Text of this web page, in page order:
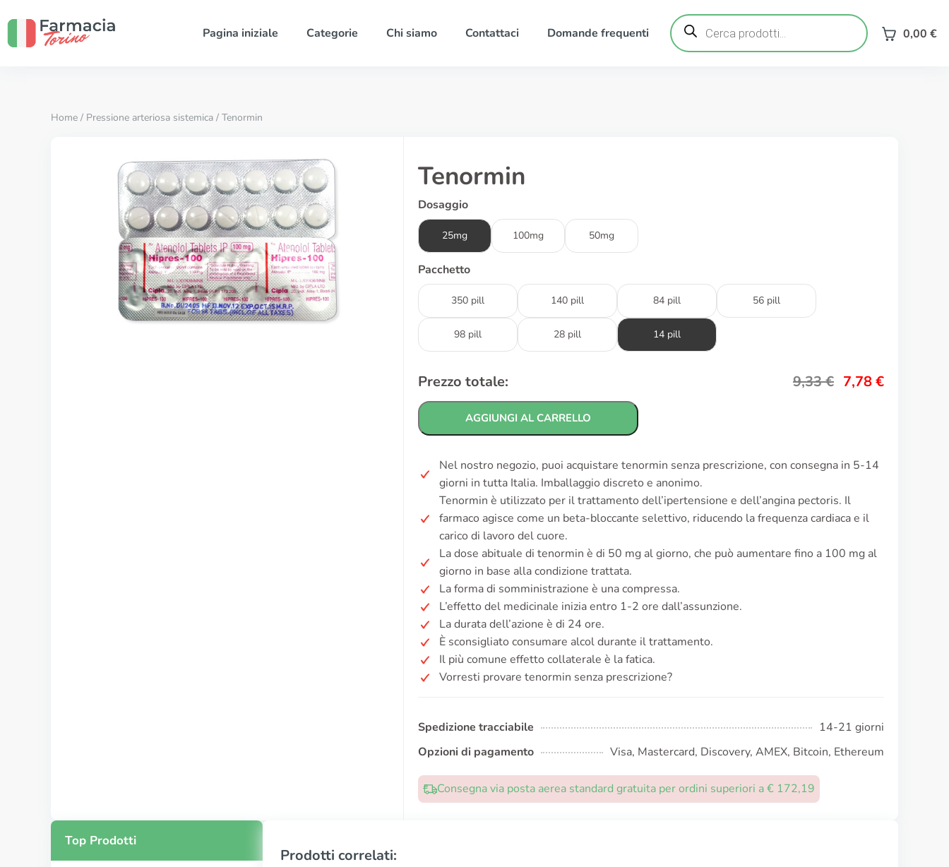
Pagina iniziale Categorie Chi siamo Contattaci Domande frequenti
Ricerca
prodotti 0,00 €
Home / Pressione arteriosa sistemica / Tenormin
Tenormin
Dosaggio
25mg 100mg 50mg
Pacchetto
350 pill 140 pill 84 pill 56 pill
98 pill 28 pill 14 pill
Prezzo totale: 9,33€ 7,78€
AGGIUNGI AL CARRELLO
Nel nostro negozio, puoi acquistare tenormin senza prescrizione, con consegna in 5-14
giorni in tutta Italia. Imballaggio discreto e anonimo.
Tenormin è utilizzato per il trattamento dell’ipertensione e dell’angina pectoris. Il
farmaco agisce come un beta-bloccante selettivo, riducendo la frequenza cardiaca e il
carico di lavoro del cuore.
La dose abituale di tenormin è di 50 mg al giorno, che può aumentare fino a 100 mg al
giorno in base alla condizione trattata.
La forma di somministrazione è una compressa.
L’effetto del medicinale inizia entro 1-2 ore dall’assunzione.
La durata dell’azione è di 24 ore.
È sconsigliato consumare alcol durante il trattamento.
Il più comune effetto collaterale è la fatica.
Vorresti provare tenormin senza prescrizione?
Spedizione tracciabile
14-21 giorni
Opzioni di pagamento
Visa, Mastercard, Discovery, AMEX, Bitcoin, Ethereum
Consegna via posta aerea standard gratuita per ordini superiori a € 172,19
Top Prodotti
Prodotti correlati: